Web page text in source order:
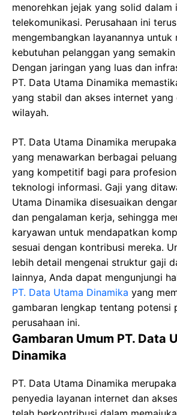
menorehkan jejak yang solid dalam
telekomunikasi. Perusahaan ini
mengembangkan layanannya untuk
kebutuhan pelanggan yang
Dengan jaringan yang luas dan
PT. Data Utama Dinamika
yang stabil dan akses internet
wilayah.
PT. Data Utama Dinamika
yang menawarkan berbagai
yang kompetitif bagi para
teknologi informasi. Gaji yang
Utama Dinamika disesuaikan
dan pengalaman kerja, sehingga
karyawan untuk mendapatkan
sesuai dengan kontribusi mereka.
lebih detail mengenai struktur gaji
lainnya, Anda dapat mengunjungi
PT. Data Utama Dinamika yang
gambaran lengkap tentang potensi
perusahaan ini.
Gambaran Umum PT. Data
Dinamika
PT. Data Utama Dinamika
penyedia layanan internet dan